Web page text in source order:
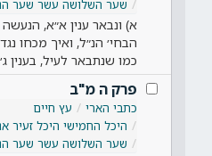
שער השלושה עשר שער
א) ונבאר ענין א״א,
הבחי׳ הנ״ל, ואיך מכחו
כמו שנתבאר לעיל, בענין
פרק ה מ"ב
כתבי הארי
עץ חיים
היכל החמישי היכל זעיר
שער השלושה עשר שער